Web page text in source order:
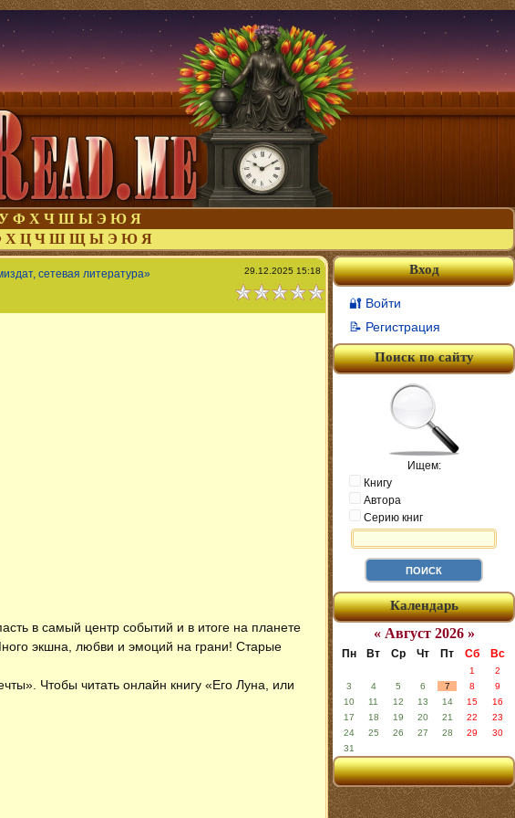
Ф Х Ч Ш Ы Э Ю Я
Х Ц Ч Ш Щ Ы Э Ю Я
сетевая литература» 29.12.2025 15:18
в самый центр событий и в итоге на планете
экшна, любви и эмоций на грани! Старые
. Чтобы читать онлайн книгу «Его Луна, или
Вход
🔐 Войти
📝 Регистрация
Поиск по сайту
Ищем:
Книгу
Автора
Серию книг
Календарь
« Август 2026 »
Пн Вт Ср Чт Пт Сб Вс
1
2
3
4 5 6 7 8
9
10
11 12 13 14 15
16
17
18 19 20 21 22
23
24
25 26 27 28 29
30
31